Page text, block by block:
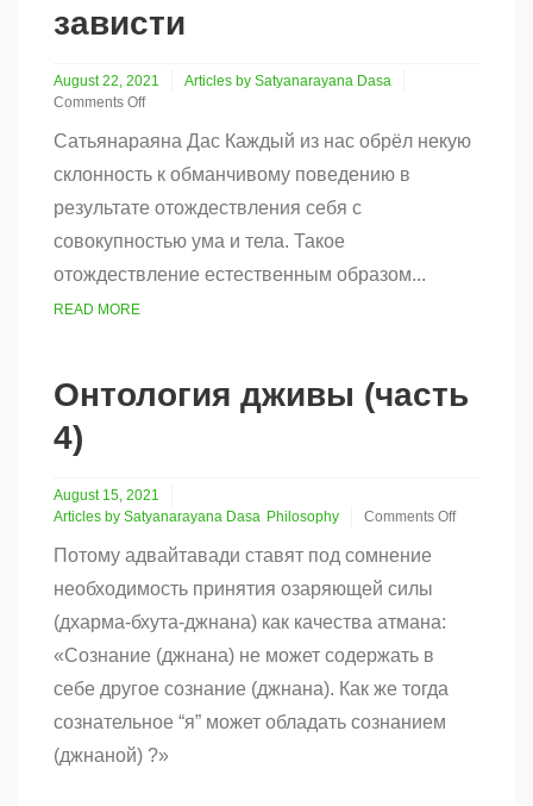
зависти
August 22, 2021
Articles by Satyanarayana Dasa
Comments Off
В
места
Сатьянараяна Дас Каждый из нас обрёл некую
склонность к обманчивому поведению в
результате отождествления себя с
совокупностью ума и тела. Такое
отождествление естественным образом...
READ MORE
Онтология дживы (часть
4)
August 15, 2021
Articles by Satyanarayana Dasa Philosophy
Comments Off
Онтология
дживы
4)
Потому адвайтавади ставят под сомнение
необходимость принятия озаряющей силы
(дхарма-бхута-джнана) как качества атмана:
«Сознание (джнана) не может содержать в
себе другое сознание (джнана). Как же тогда
сознательное “я” может обладать сознанием
(джнаной) ?»